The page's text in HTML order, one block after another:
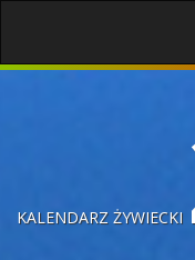
KALENDARZ ŻYWIECKI